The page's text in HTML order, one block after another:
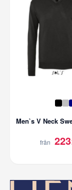
från